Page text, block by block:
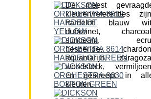
De meest
kleuren/referenties
hardelot, blauw
dubonnet,
sunbeam,
hesperide,
aquamarijn,
woodstock,
en gestreept in
kleuren.